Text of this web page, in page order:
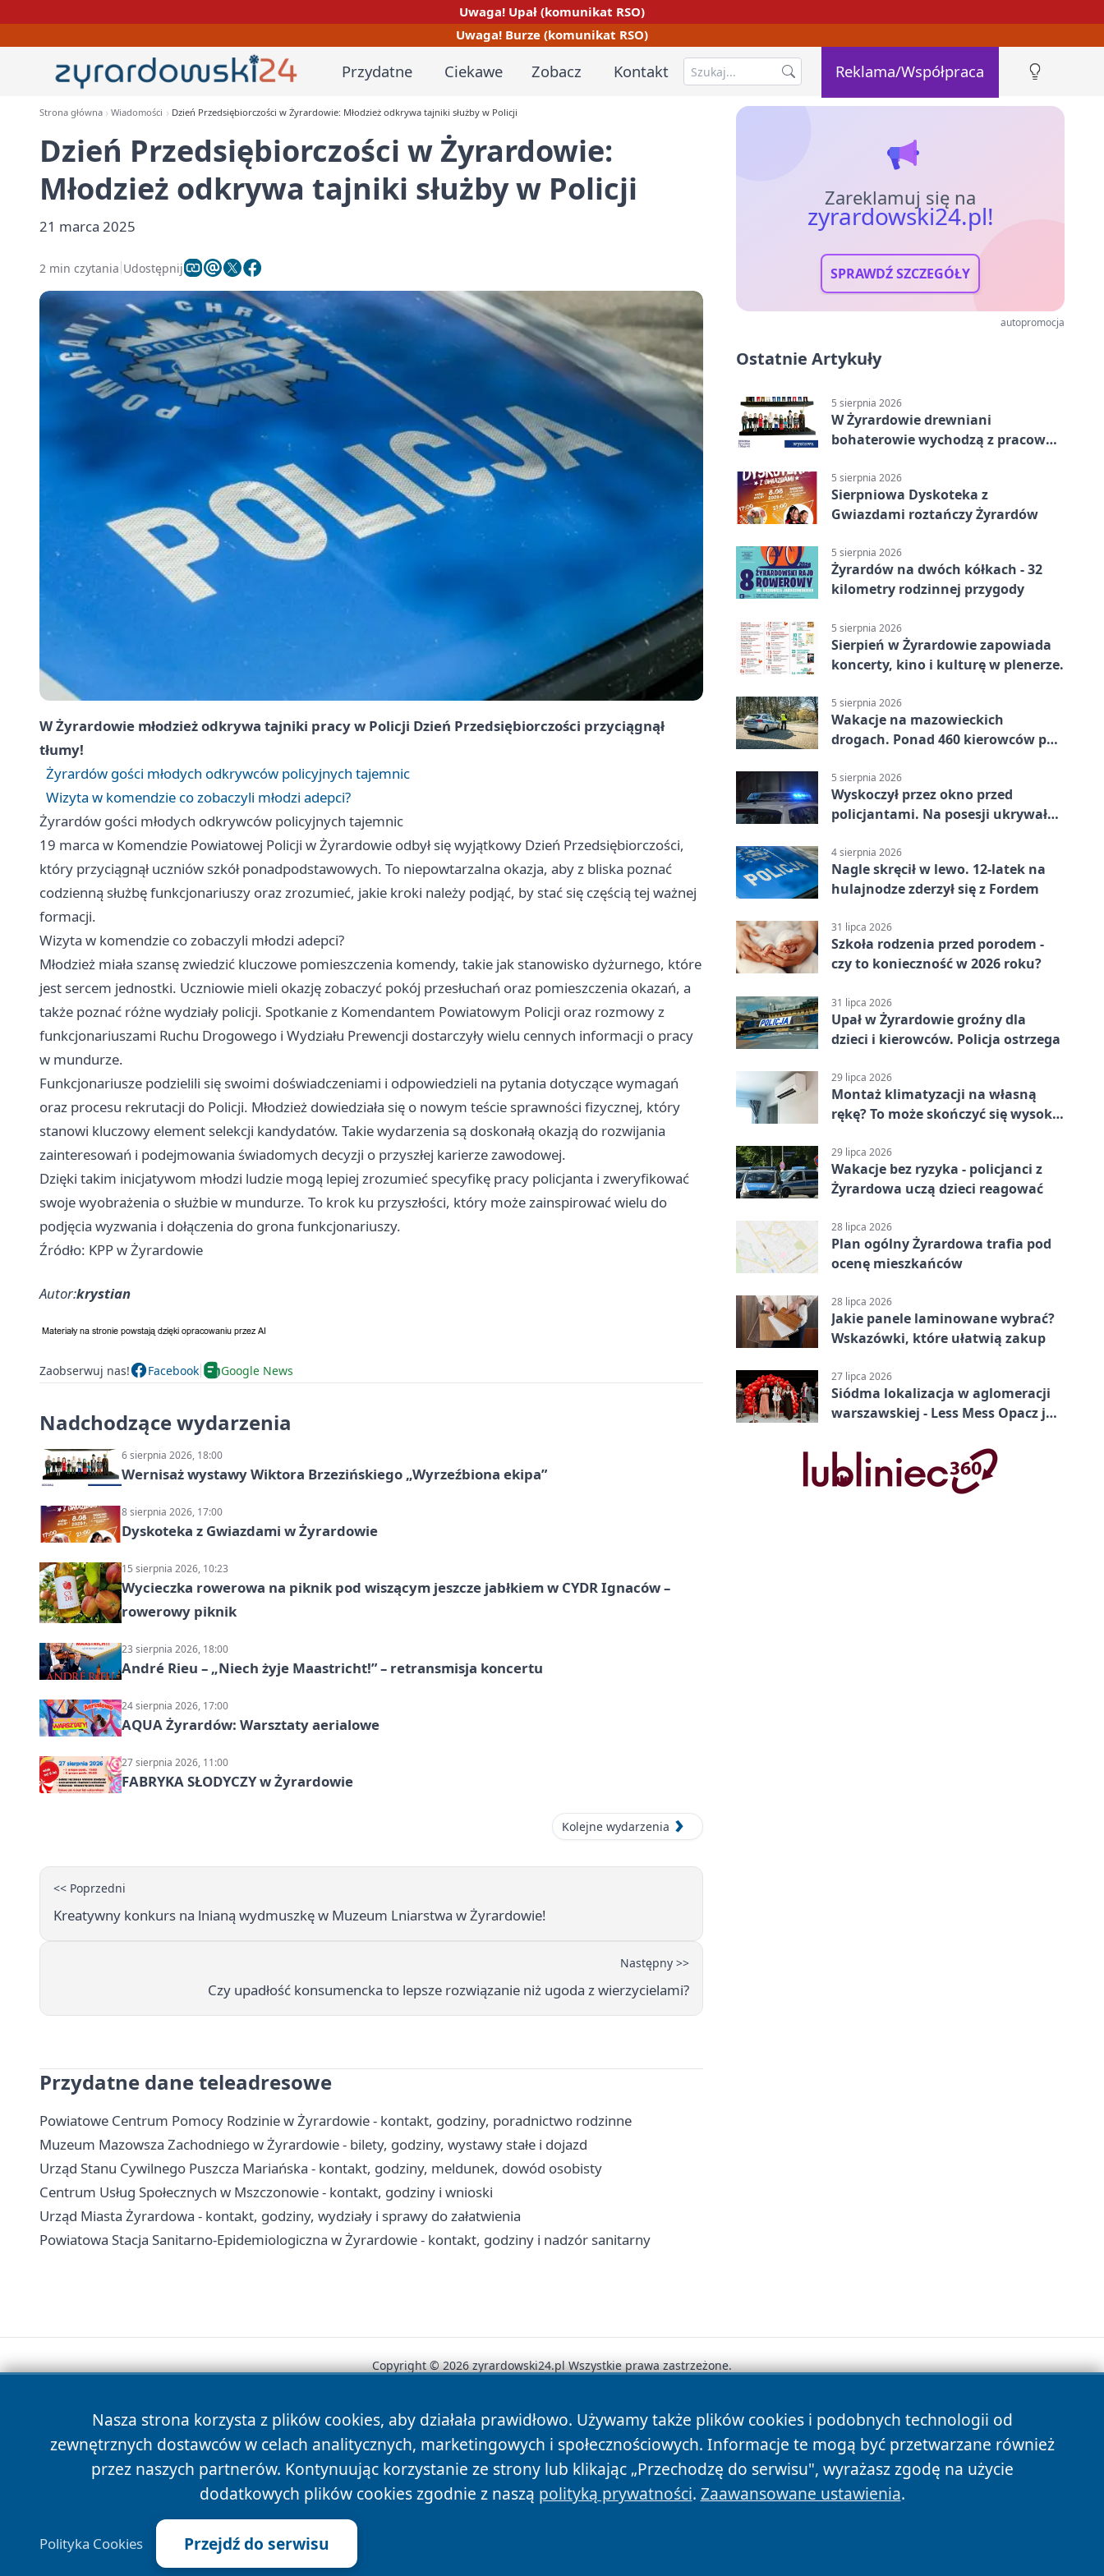
Uwaga! Upał (komunikat RSO)
Uwaga! Burze (komunikat RSO)
Przydatne Ciekawe Zobacz Kontakt Reklama/Współpraca
Strona główna Wiadomości Dzień Przedsiębiorczości w Żyrardowie: Młodzież odkrywa tajniki służby w Policji
Dzień Przedsiębiorczości w Żyrardowie:
Młodzież odkrywa tajniki służby w Policji
21 marca 2025
2 min czytania Udostępnij
W Żyrardowie młodzież odkrywa tajniki pracy w Policji Dzień Przedsiębiorczości przyciągnął
tłumy!
Żyrardów gości młodych odkrywców policyjnych tajemnic
Wizyta w komendzie co zobaczyli młodzi adepci?
Żyrardów gości młodych odkrywców policyjnych tajemnic
19 marca w Komendzie Powiatowej Policji w Żyrardowie odbył się wyjątkowy Dzień Przedsiębiorczości,
który przyciągnął uczniów szkół ponadpodstawowych. To niepowtarzalna okazja, aby z bliska poznać
codzienną służbę funkcjonariuszy oraz zrozumieć, jakie kroki należy podjąć, by stać się częścią tej ważnej
formacji.
Wizyta w komendzie co zobaczyli młodzi adepci?
Młodzież miała szansę zwiedzić kluczowe pomieszczenia komendy, takie jak stanowisko dyżurnego, które
jest sercem jednostki. Uczniowie mieli okazję zobaczyć pokój przesłuchań oraz pomieszczenia okazań, a
także poznać różne wydziały policji. Spotkanie z Komendantem Powiatowym Policji oraz rozmowy z
funkcjonariuszami Ruchu Drogowego i Wydziału Prewencji dostarczyły wielu cennych informacji o pracy
w mundurze.
Funkcjonariusze podzielili się swoimi doświadczeniami i odpowiedzieli na pytania dotyczące wymagań
oraz procesu rekrutacji do Policji. Młodzież dowiedziała się o nowym teście sprawności fizycznej, który
stanowi kluczowy element selekcji kandydatów. Takie wydarzenia są doskonałą okazją do rozwijania
zainteresowań i podejmowania świadomych decyzji o przyszłej karierze zawodowej.
Dzięki takim inicjatywom młodzi ludzie mogą lepiej zrozumieć specyfikę pracy policjanta i zweryfikować
swoje wyobrażenia o służbie w mundurze. To krok ku przyszłości, który może zainspirować wielu do
podjęcia wyzwania i dołączenia do grona funkcjonariuszy.
Źródło: KPP w Żyrardowie
Autor:krystian
Zaobserwuj nas! Facebook Google News
Nadchodzące wydarzenia
6 sierpnia 2026, 18:00
Wernisaż wystawy Wiktora Brzezińskiego „Wyrzeźbiona ekipa”
8 sierpnia 2026, 17:00
Dyskoteka z Gwiazdami w Żyrardowie
15 sierpnia 2026, 10:23
Wycieczka rowerowa na piknik pod wiszącym jeszcze jabłkiem w CYDR Ignaców –
rowerowy piknik
23 sierpnia 2026, 18:00
André Rieu – „Niech żyje Maastricht!” – retransmisja koncertu
24 sierpnia 2026, 17:00
AQUA Żyrardów: Warsztaty aerialowe
27 sierpnia 2026, 11:00
FABRYKA SŁODYCZY w Żyrardowie
Kolejne wydarzenia
<< Poprzedni
Kreatywny konkurs na lnianą wydmuszkę w Muzeum Lniarstwa w Żyrardowie!
Następny >>
Czy upadłość konsumencka to lepsze rozwiązanie niż ugoda z wierzycielami?
Przydatne dane teleadresowe
Powiatowe Centrum Pomocy Rodzinie w Żyrardowie - kontakt, godziny, poradnictwo rodzinne
Muzeum Mazowsza Zachodniego w Żyrardowie - bilety, godziny, wystawy stałe i dojazd
Urząd Stanu Cywilnego Puszcza Mariańska - kontakt, godziny, meldunek, dowód osobisty
Centrum Usług Społecznych w Mszczonowie - kontakt, godziny i wnioski
Urząd Miasta Żyrardowa - kontakt, godziny, wydziały i sprawy do załatwienia
Powiatowa Stacja Sanitarno-Epidemiologiczna w Żyrardowie - kontakt, godziny i nadzór sanitarny
Zareklamuj się na
zyrardowski24.pl!
SPRAWDŹ SZCZEGÓŁY
autopromocja
Ostatnie Artykuły
5 sierpnia 2026
W Żyrardowie drewniani
bohaterowie wychodzą z pracowni
5 sierpnia 2026
Sierpniowa Dyskoteka z
Gwiazdami roztańczy Żyrardów
5 sierpnia 2026
Żyrardów na dwóch kółkach - 32
kilometry rodzinnej przygody
5 sierpnia 2026
Sierpień w Żyrardowie zapowiada
koncerty, kino i kulturę w plenerze.
5 sierpnia 2026
Wakacje na mazowieckich
drogach. Ponad 460 kierowców po
5 sierpnia 2026
Wyskoczył przez okno przed
policjantami. Na posesji ukrywał
4 sierpnia 2026
Nagle skręcił w lewo. 12-latek na
hulajnodze zderzył się z Fordem
31 lipca 2026
Szkoła rodzenia przed porodem -
czy to konieczność w 2026 roku?
31 lipca 2026
Upał w Żyrardowie groźny dla
dzieci i kierowców. Policja ostrzega
29 lipca 2026
Montaż klimatyzacji na własną
rękę? To może skończyć się wysoką
29 lipca 2026
Wakacje bez ryzyka - policjanci z
Żyrardowa uczą dzieci reagować
28 lipca 2026
Plan ogólny Żyrardowa trafia pod
ocenę mieszkańców
28 lipca 2026
Jakie panele laminowane wybrać?
Wskazówki, które ułatwią zakup
27 lipca 2026
Siódma lokalizacja w aglomeracji
warszawskiej - Less Mess Opacz już
Nasza strona korzysta z plików cookies, aby działała prawidłowo. Używamy także plików cookies i podobnych technologii od
zewnętrznych dostawców w celach analitycznych, marketingowych i społecznościowych. Informacje te mogą być przetwarzane również
przez naszych partnerów. Kontynuując korzystanie ze strony lub klikając „Przechodzę do serwisu", wyrażasz zgodę na użycie
dodatkowych plików cookies zgodnie z naszą polityką prywatności. Zaawansowane ustawienia.
Polityka Cookies Przejdź do serwisu
Copyright © 2026 zyrardowski24.pl Wszystkie prawa zastrzeżone.
News Autorzy Polityka Prywatności Polityka Cookies